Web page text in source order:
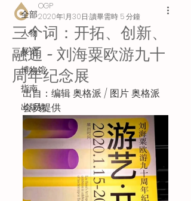
全部
人物
展览
博物馆
指南
出版物
三个词：开拓、创新、
融通 - 刘海粟欧游九十
周年纪念展
OGP
2020年1月30日 讀畢需時 5 分鐘
出自：编辑 奥格派 / 图片 奥格派
会员提供